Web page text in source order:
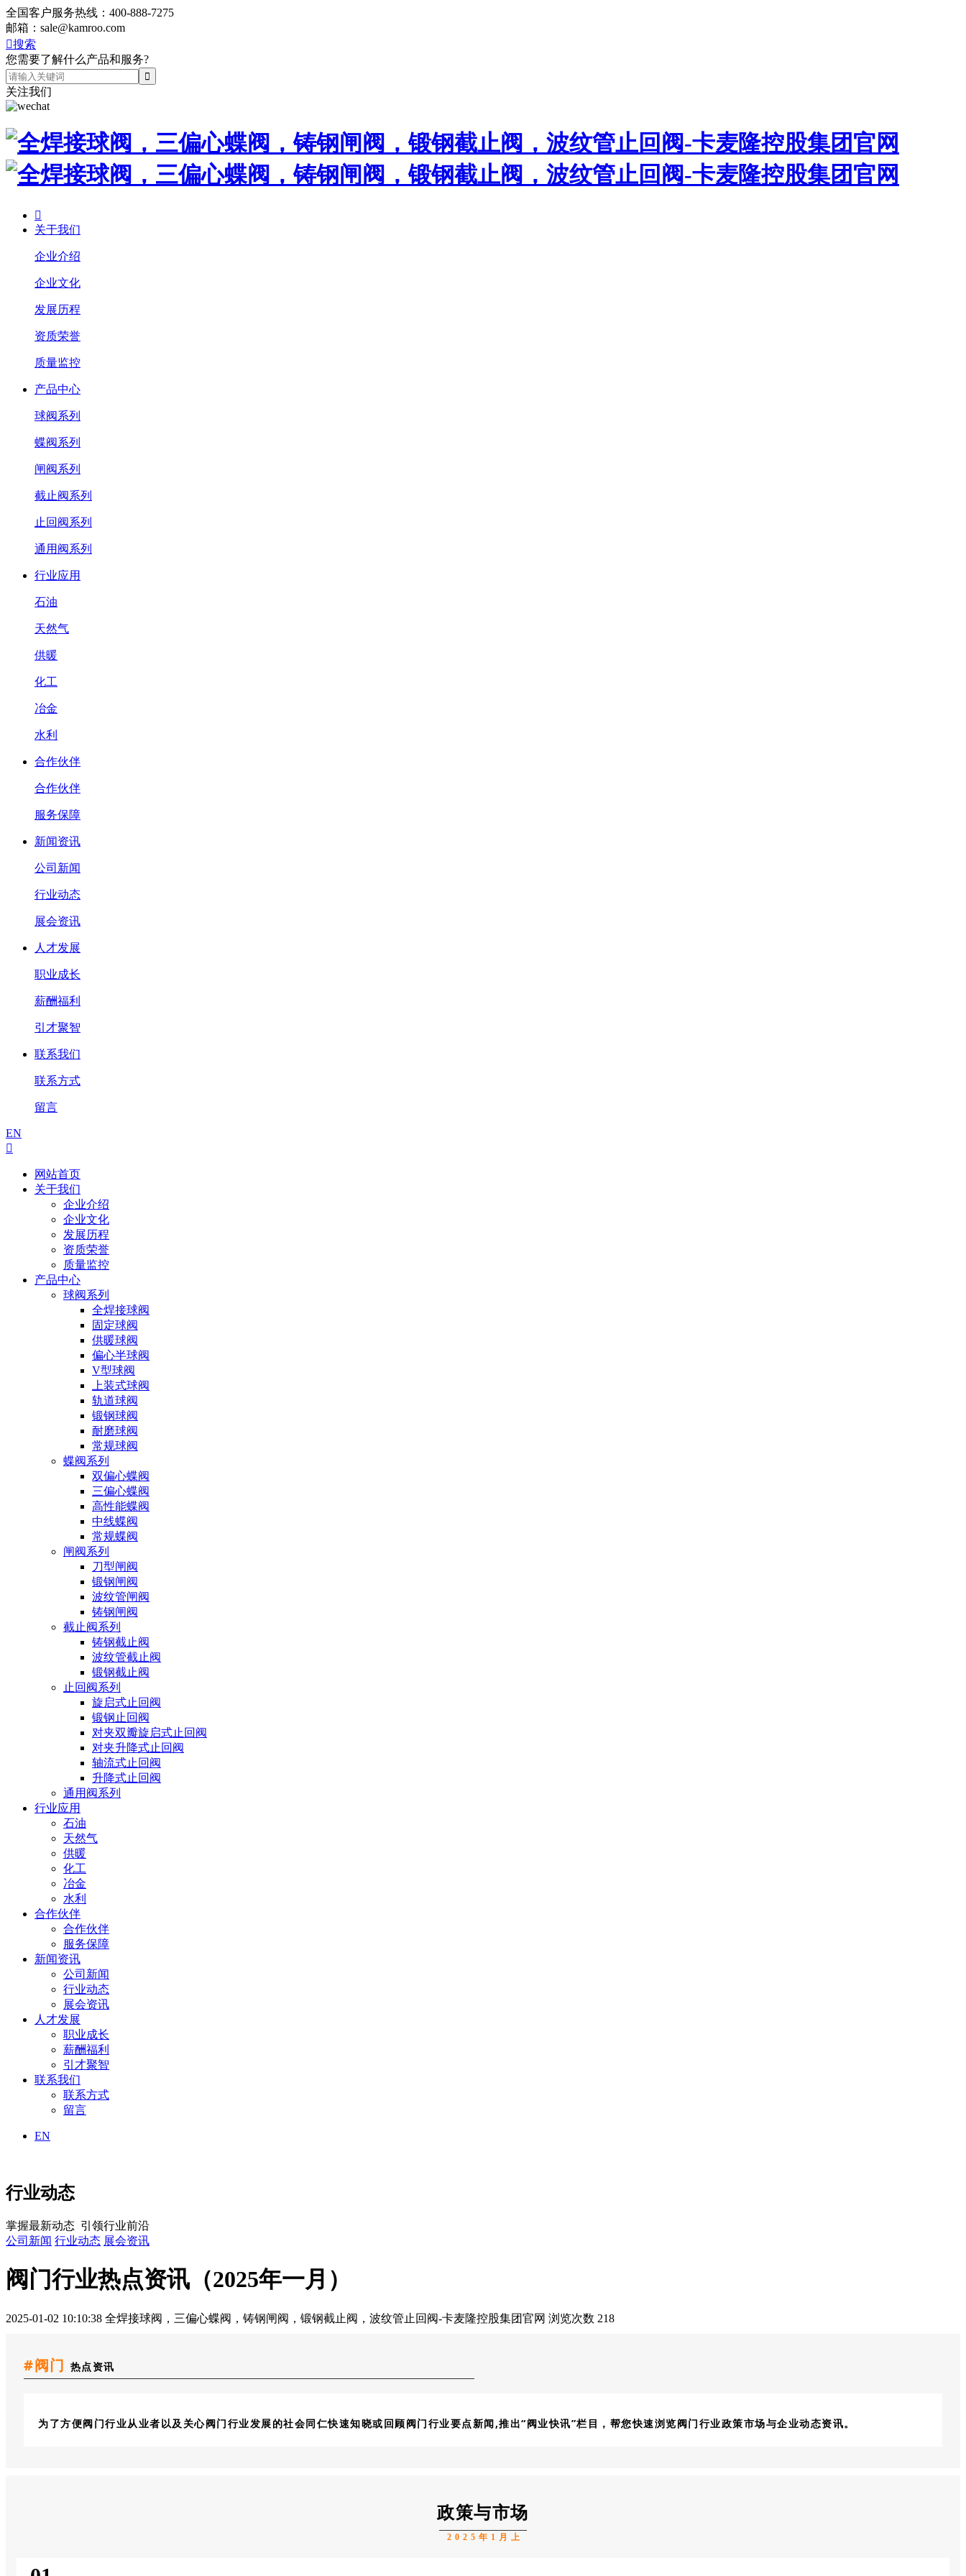
全国客户服务热线： 400-888-7275
邮箱： sale@kamroo.com
搜索
您需要了解什么产品和服务?
关注我们

关于我们
企业介绍
企业文化
发展历程
资质荣誉
质量监控
产品中心
球阀系列
蝶阀系列
闸阀系列
截止阀系列
止回阀系列
通用阀系列
行业应用
石油
天然气
供暖
化工
冶金
水利
合作伙伴
合作伙伴
服务保障
新闻资讯
公司新闻
行业动态
展会资讯
人才发展
职业成长
薪酬福利
引才聚智
联系我们
联系方式
留言
EN

网站首页
关于我们
企业介绍
企业文化
发展历程
资质荣誉
质量监控
产品中心
球阀系列
全焊接球阀
固定球阀
供暖球阀
偏心半球阀
V型球阀
上装式球阀
轨道球阀
锻钢球阀
耐磨球阀
常规球阀
蝶阀系列
双偏心蝶阀
三偏心蝶阀
高性能蝶阀
中线蝶阀
常规蝶阀
闸阀系列
刀型闸阀
锻钢闸阀
波纹管闸阀
铸钢闸阀
截止阀系列
铸钢截止阀
波纹管截止阀
锻钢截止阀
止回阀系列
旋启式止回阀
锻钢止回阀
对夹双瓣旋启式止回阀
对夹升降式止回阀
轴流式止回阀
升降式止回阀
通用阀系列
行业应用
石油
天然气
供暖
化工
冶金
水利
合作伙伴
合作伙伴
服务保障
新闻资讯
公司新闻
行业动态
展会资讯
人才发展
职业成长
薪酬福利
引才聚智
联系我们
联系方式
留言
EN
行业动态
掌握最新动态 引领行业前沿
公司新闻 行业动态 展会资讯
阀门行业热点资讯（2025年一月）
2025-01-02 10:10:38 全焊接球阀，三偏心蝶阀，铸钢闸阀，锻钢截止阀，波纹管止回阀-卡麦隆控股集团官网 浏览次数 218
#阀门 热点资讯
为了方便阀门行业从业者以及关心阀门行业发展的社会同仁快速知晓或回顾阀门行业要点新闻,推出“阀业快讯”栏目，帮您快速浏览阀门行业政策市场与企业动态资讯。
政策与市场
2025年1月上